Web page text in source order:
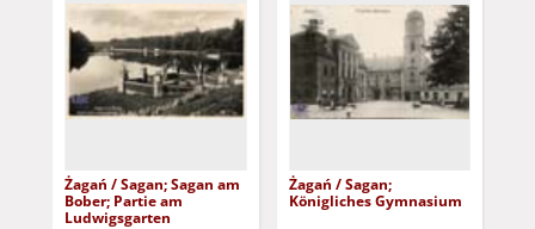
Żagań / Sagan; Sagan am
Bober; Partie am
Ludwigsgarten
Żagań / Sagan;
Königliches Gymnasium